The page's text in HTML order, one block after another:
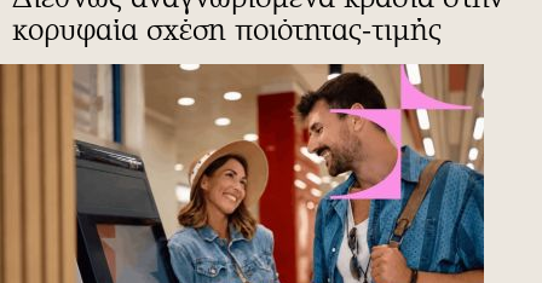
κορυφαία σχέση ποιότητας-τιμής